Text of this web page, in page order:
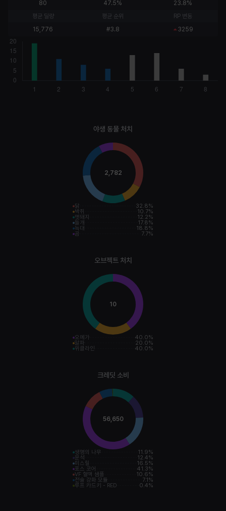
80
47.5%
23.8%
평균 딜량
15,776
평균 순위
#3.8
RP 변동
3259
야생 동물 처치
2,782
닭 32.8%
박쥐
10.7%
멧돼지
12.2%
들개
17.8%
늑대
18.8%
곰
7.7%
오브젝트 처치
10
오메가 40.0%
알파
20.0%
위클라인
40.0%
크레딧 소비
56,650
생명의 나무 11.9%
운석
12.4%
미스릴
16.5%
포스 코어
41.3%
VF 혈액 샘플
10.6%
전술 강화 모듈
7.1%
루프 카드키 - RED
0.4%